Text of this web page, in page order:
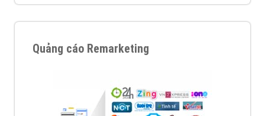
Quảng cáo Remarketing